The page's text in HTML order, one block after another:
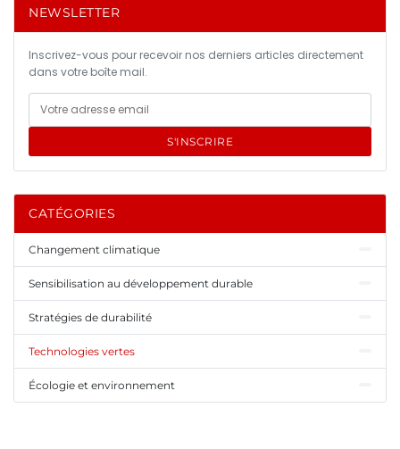
NEWSLETTER
Inscrivez-vous pour recevoir nos derniers articles directement
dans votre boîte mail.
S'INSCRIRE
CATÉGORIES
Changement climatique
Sensibilisation au développement durable
Stratégies de durabilité
Technologies vertes
Écologie et environnement